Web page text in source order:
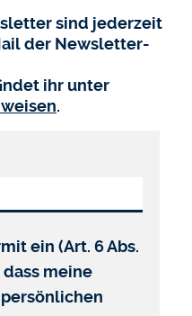
sind jederzeit
der Newsletter-
ihr unter
.
ein (Art. 6 Abs.
dass meine